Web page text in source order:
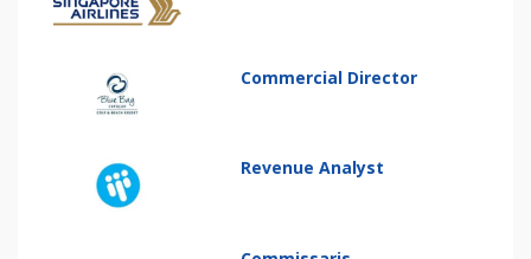
Commercial Director
Revenue Analyst